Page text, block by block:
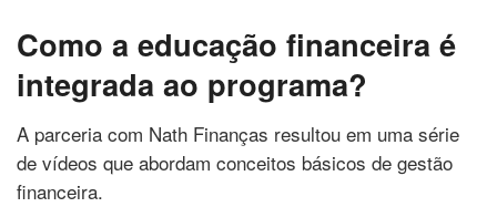
Como a educação financeira é
integrada ao programa?
A parceria com Nath Finanças resultou em uma série
de vídeos que abordam conceitos básicos de gestão
financeira.